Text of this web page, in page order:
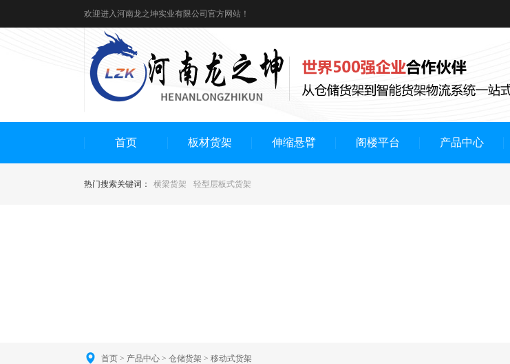
欢迎进入河南龙之坤实业有限公司官方网站！
首页 板材货架 伸缩悬臂 阁楼平台 产品中心
热门搜索关键词： 横梁货架 轻型层板式货架
首页 > 产品中心 > 仓储货架 > 移动式货架